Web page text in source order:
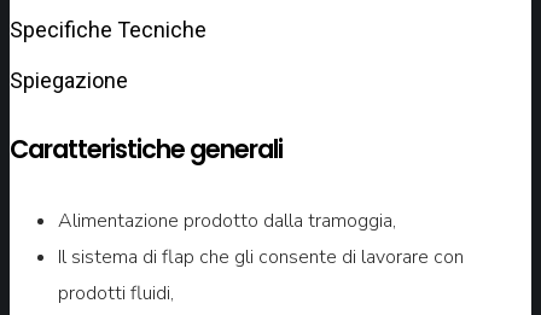
Specifiche Tecniche
Spiegazione
Caratteristiche generali
Alimentazione prodotto dalla tramoggia,
Il sistema di flap che gli consente di lavorare con
prodotti fluidi,